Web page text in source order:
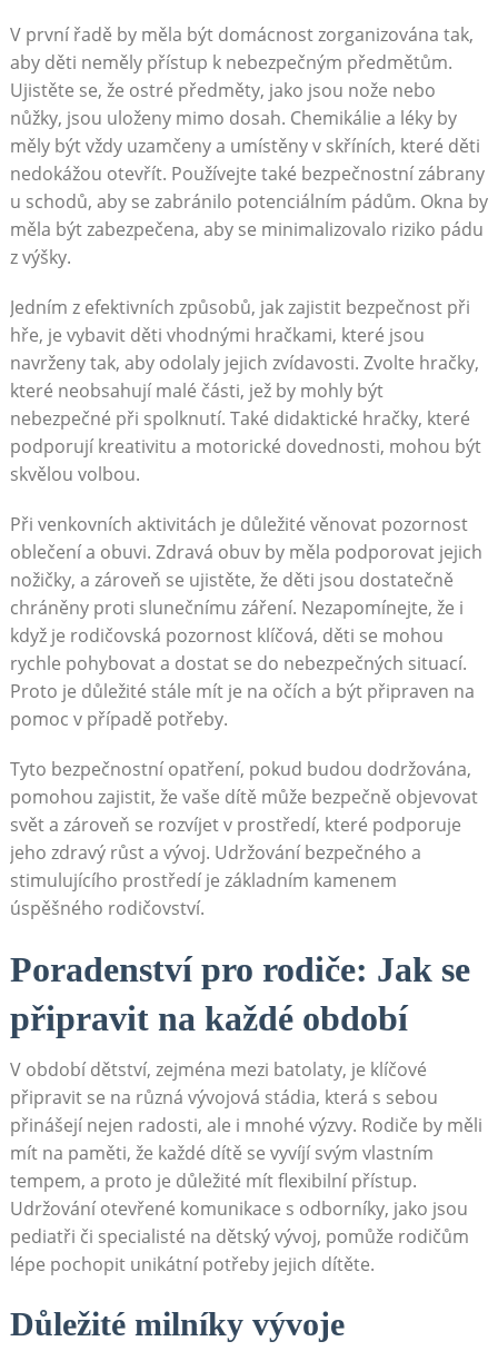
V první řadě by měla být domácnost zorganizována tak,
aby děti neměly přístup k nebezpečným předmětům.
Ujistěte se, že ostré předměty, jako jsou nože nebo
nůžky, jsou uloženy mimo dosah. Chemikálie a léky by
měly být vždy uzamčeny a umístěny v skříních, které děti
nedokážou otevřít. Používejte také bezpečnostní zábrany
u schodů, aby se zabránilo potenciálním pádům. Okna by
měla být zabezpečena, aby se minimalizovalo riziko pádu
z výšky.
Jedním z efektivních způsobů, jak zajistit bezpečnost při
hře, je vybavit děti vhodnými hračkami, které jsou
navrženy tak, aby odolaly jejich zvídavosti. Zvolte hračky,
které neobsahují malé části, jež by mohly být
nebezpečné při spolknutí. Také didaktické hračky, které
podporují kreativitu a motorické dovednosti, mohou být
skvělou volbou.
Při venkovních aktivitách je důležité věnovat pozornost
oblečení a obuvi. Zdravá obuv by měla podporovat jejich
nožičky, a zároveň se ujistěte, že děti jsou dostatečně
chráněny proti slunečnímu záření. Nezapomínejte, že i
když je rodičovská pozornost klíčová, děti se mohou
rychle pohybovat a dostat se do nebezpečných situací.
Proto je důležité stále mít je na očích a být připraven na
pomoc v případě potřeby.
Tyto bezpečnostní opatření, pokud budou dodržována,
pomohou zajistit, že vaše dítě může bezpečně objevovat
svět a zároveň se rozvíjet v prostředí, které podporuje
jeho zdravý růst a vývoj. Udržování bezpečného a
stimulujícího prostředí je základním kamenem
úspěšného rodičovství.
Poradenství pro rodiče: Jak se
připravit na každé období
V období dětství, zejména mezi batolaty, je klíčové
připravit se na různá vývojová stádia, která s sebou
přinášejí nejen radosti, ale i mnohé výzvy. Rodiče by měli
mít na paměti, že každé dítě se vyvíjí svým vlastním
tempem, a proto je důležité mít flexibilní přístup.
Udržování otevřené komunikace s odborníky, jako jsou
pediatři či specialisté na dětský vývoj, pomůže rodičům
lépe pochopit unikátní potřeby jejich dítěte.
Důležité milníky vývoje